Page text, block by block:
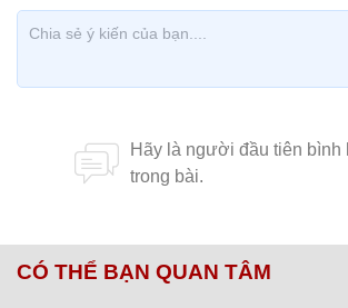
CÓ THỂ BẠN QUAN TÂM